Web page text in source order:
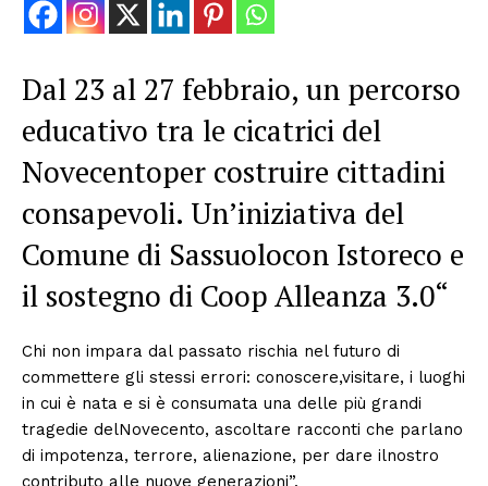
Dal 23 al 27 febbraio, un percorso
educativo tra le cicatrici del
Novecentoper costruire cittadini
consapevoli. Un’iniziativa del
Comune di Sassuolocon Istoreco e
il sostegno di Coop Alleanza 3.0“
Chi non impara dal passato rischia nel futuro di
commettere gli stessi errori: conoscere,visitare, i luoghi
in cui è nata e si è consumata una delle più grandi
tragedie delNovecento, ascoltare racconti che parlano
di impotenza, terrore, alienazione, per dare ilnostro
contributo alle nuove generazioni”.